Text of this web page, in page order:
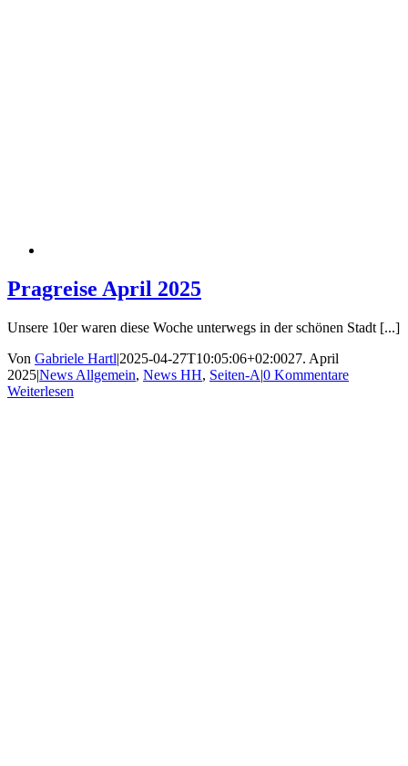
Pragreise April 2025
Unsere 10er waren diese Woche unterwegs in der schönen Stadt [...]
Von Gabriele Hartl|2025-04-27T10:05:06+02:0027. April
2025|News Allgemein, News HH, Seiten-A|0 Kommentare
Weiterlesen